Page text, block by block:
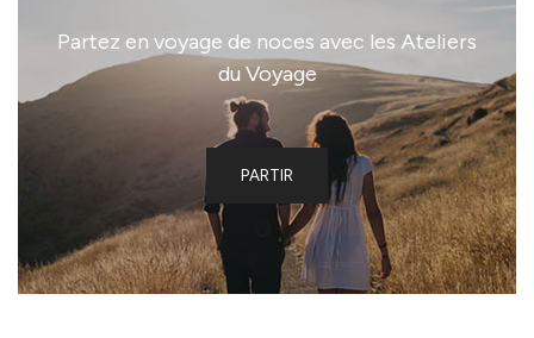
Partez en voyage de noces avec les Ateliers
du Voyage
PARTIR